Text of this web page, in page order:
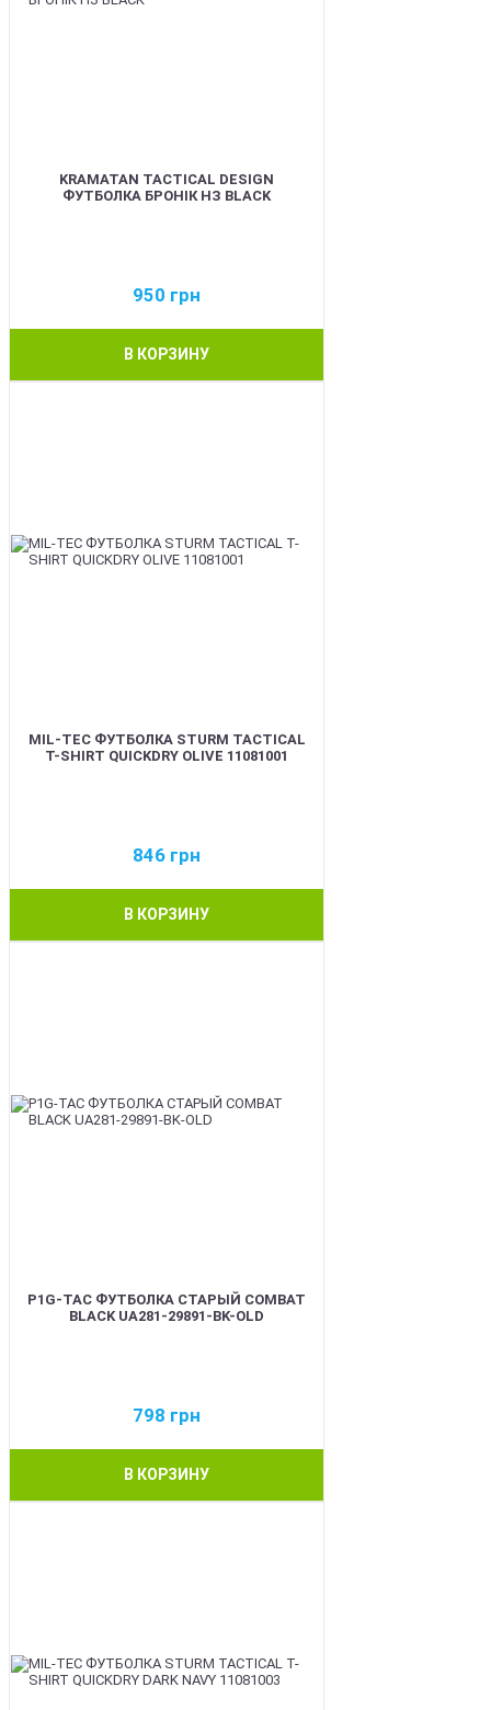
KRAMATAN TACTICAL DESIGN
ФУТБОЛКА БРОНІК НЗ BLACK
950 грн
В КОРЗИНУ
MIL-TEC ФУТБОЛКА STURM TACTICAL
T-SHIRT QUICKDRY OLIVE 11081001
846 грн
В КОРЗИНУ
P1G-TAC ФУТБОЛКА СТАРЫЙ COMBAT
BLACK UA281-29891-BK-OLD
798 грн
В КОРЗИНУ